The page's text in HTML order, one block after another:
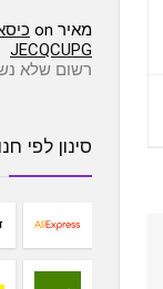
מאיר on
JECQCUPG
רשום שלא
סינון לפי